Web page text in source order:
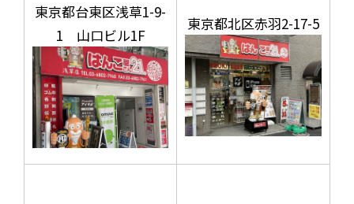
東京都台東区浅草1-9-
1 山口ビル1F
東京都北区赤羽2-17-5